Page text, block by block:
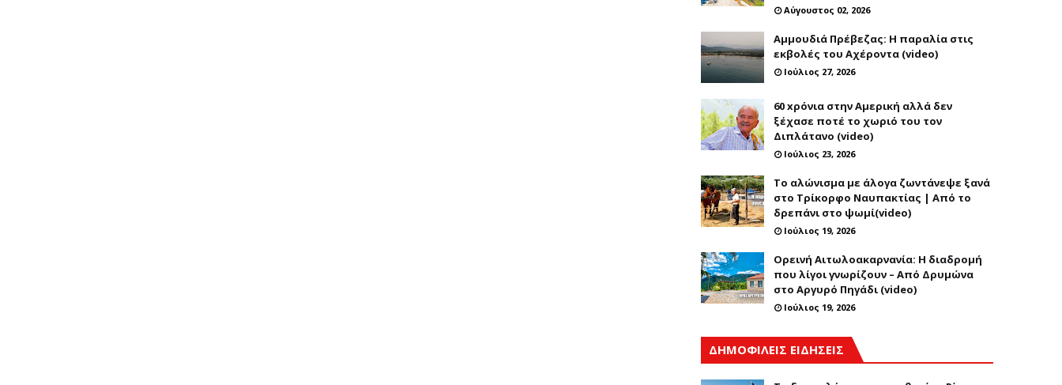
Αύγουστος 02, 2026
Αμμουδιά Πρέβεζας: Η παραλία στις
εκβολές του Αχέροντα (video)
Ιούλιος 27, 2026
60 xρόνια στην Αμερική αλλά δεν
ξέχασε ποτέ το χωριό του τον
Διπλάτανο (video)
Ιούλιος 23, 2026
Το αλώνισμα με άλογα ζωντάνεψε ξανά
στο Τρίκορφο Ναυπακτίας | Από το
δρεπάνι στο ψωμί(video)
Ιούλιος 19, 2026
Ορεινή Αιτωλοακαρνανία: Η διαδρομή
που λίγοι γνωρίζουν – Από Δρυμώνα
στο Αργυρό Πηγάδι (video)
Ιούλιος 19, 2026
ΔΗΜΟΦΙΛΕΙΣ ΕΙΔΗΣΕΙΣ